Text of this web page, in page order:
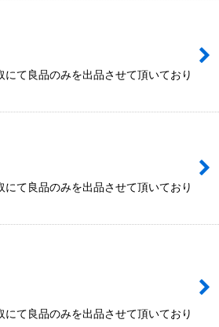
て良品のみを出品させて頂いており
て良品のみを出品させて頂いており
て良品のみを出品させて頂いており